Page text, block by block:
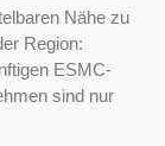
Nähe zu
Region:
ESMC-
sind nur